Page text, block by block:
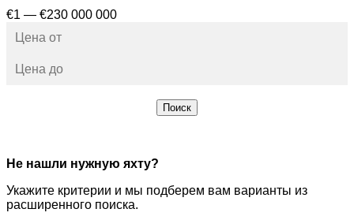
€1 — €230 000 000
Поиск
Не нашли нужную яхту?
Укажите критерии и мы подберем вам варианты из
расширенного поиска.